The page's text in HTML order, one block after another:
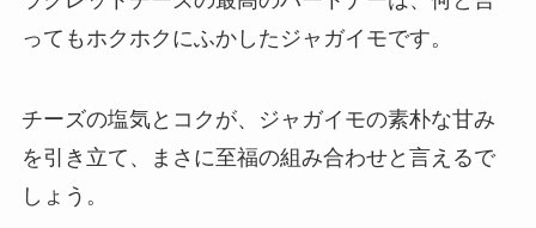
ってもホクホクにふかしたジャガイモです。
チーズの塩気とコクが、ジャガイモの素朴な甘み
を引き立て、まさに至福の組み合わせと言えるで
しょう。